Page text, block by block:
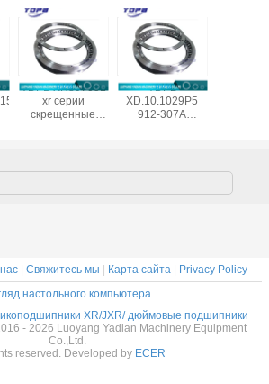
YDPB XR897051
xr серии
скрещенные
Китай оптом
YDPB
XD.10.1029P5
912-307A
подшипник
Китае
| Свяжитесь мы | Карта сайта | Privacy Policy
настольного компьютера
XR/JXR/ дюймовые подшипники
- 2026 Luoyang Yadian Machinery Equipment
Co.,Ltd.
reserved. Developed by ECER